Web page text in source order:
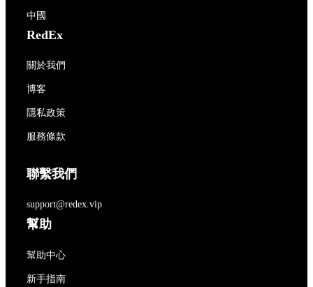
中國
RedEx
關於我們
博客
隱私政策
服務條款
聯繫我們
support@redex.vip
幫助
幫助中心
新手指南